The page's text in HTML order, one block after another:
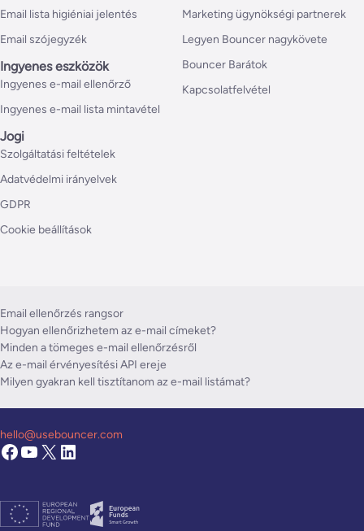
Email lista higiéniai jelentés
Email szójegyzék
Ingyenes eszközök
Ingyenes e-mail ellenőrző
Ingyenes e-mail lista mintavétel
Marketing ügynökségi partnerek
Legyen Bouncer nagykövete
Bouncer Barátok
Kapcsolatfelvétel
Jogi
Szolgáltatási feltételek
Adatvédelmi irányelvek
GDPR
Cookie beállítások
Email ellenőrzés rangsor
Hogyan ellenőrizhetem az e-mail címeket?
Minden a tömeges e-mail ellenőrzésről
Az e-mail érvényesítési API ereje
Milyen gyakran kell tisztítanom az e-mail listámat?
hello@usebouncer.com